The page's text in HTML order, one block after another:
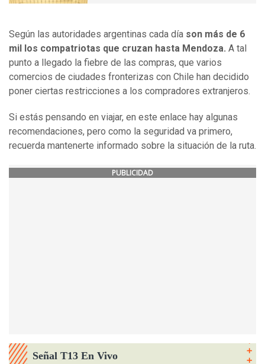
Según las autoridades argentinas cada día son más de 6
mil los compatriotas que cruzan hasta Mendoza. A tal
punto a llegado la fiebre de las compras, que varios
comercios de ciudades fronterizas con Chile han decidido
poner ciertas restricciones a los compradores extranjeros.
Si estás pensando en viajar, en este enlace hay algunas
recomendaciones, pero como la seguridad va primero,
recuerda mantenerte informado sobre la situación de la ruta.
PUBLICIDAD
Señal T13 En Vivo